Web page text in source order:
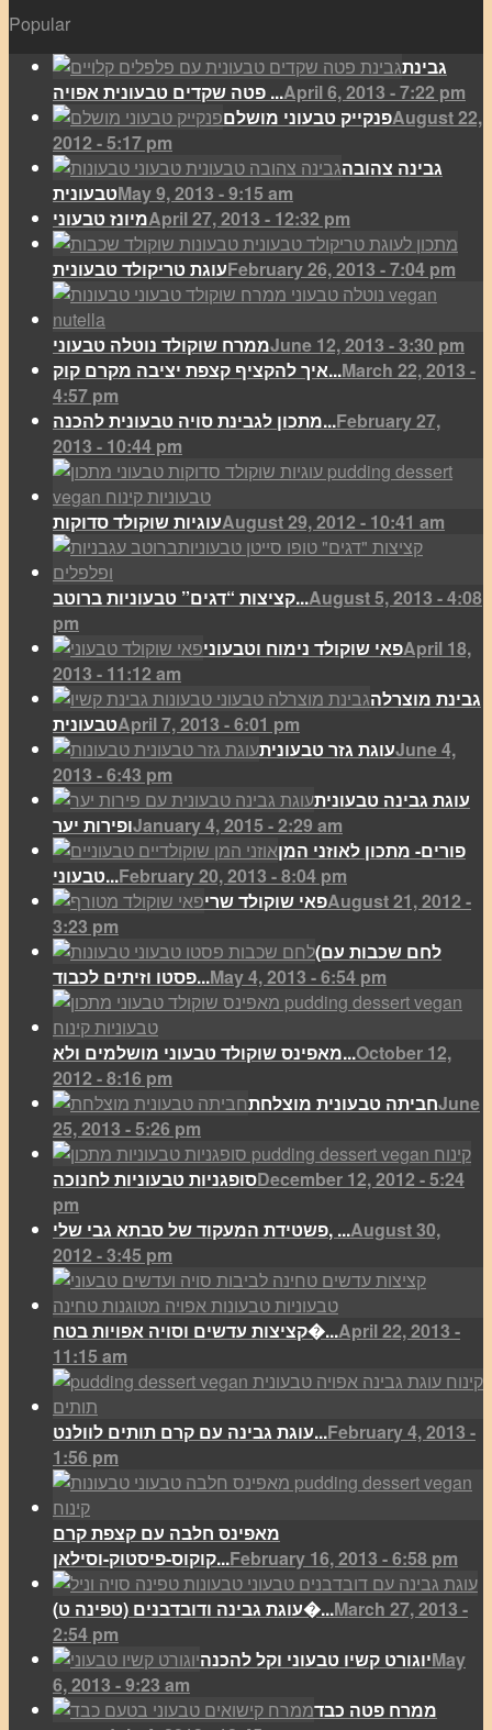
Popular
גבינת
פטה שקדים טבעונית אפויה ...April 6, 2013 - 7:22 pm
פנקייק טבעוני מושלםAugust 22,
2012 - 5:17 pm
גבינה צהובה
טבעוניתMay 9, 2013 - 9:15 am
מיונז טבעוניApril 27, 2013 - 12:32 pm
עוגת טריקולד טבעוניתFebruary 26, 2013 - 7:04 pm
ממרח שוקולד נוטלה טבעוניJune 12, 2013 - 3:30 pm
איך להקציף קצפת יציבה מקרם קוק...March 22, 2013 -
4:57 pm
מתכון לגבינת סויה טבעונית להכנה...February 27,
2013 - 10:44 pm
עוגיות שוקולד סדוקותAugust 29, 2012 - 10:41 am
קציצות “דגים” טבעוניות ברוטב...August 5, 2013 - 4:08
pm
פאי שוקולד נימוח וטבעוניApril 18,
2013 - 11:12 am
גבינת מוצרלה
טבעוניתApril 7, 2013 - 6:01 pm
עוגת גזר טבעוניתJune 4,
2013 - 6:43 pm
עוגת גבינה טבעונית
ופירות יערJanuary 4, 2015 - 2:29 am
פורים- מתכון לאוזני המן
טבעוני...February 20, 2013 - 8:04 pm
פאי שוקולד שריAugust 21, 2012 -
3:23 pm
(לחם שכבות עם
פסטו וזיתים לכבוד...May 4, 2013 - 6:54 pm
מאפינס שוקולד טבעוני מושלמים ולא...October 12,
2012 - 8:16 pm
חביתה טבעונית מוצלחתJune
25, 2013 - 5:26 pm
סופגניות טבעוניות לחנוכהDecember 12, 2012 - 5:24
pm
פשטידת המעקוד של סבתא גבי שלי, ...August 30,
2012 - 3:45 pm
קציצות עדשים וסויה אפויות בטח�...April 22, 2013 -
11:15 am
עוגת גבינה עם קרם תותים לוולנט...February 4, 2013 -
1:56 pm
מאפינס חלבה עם קצפת קרם
קוקוס-פיסטוק-וסילאן...February 16, 2013 - 6:58 pm
(עוגת גבינה ודובדבנים (טפינה ט�...March 27, 2013 -
2:54 pm
יוגורט קשיו טבעוני וקל להכנהMay
6, 2013 - 9:23 am
ממרח פטה כבד